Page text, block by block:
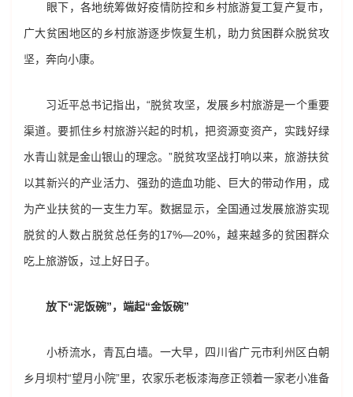
眼下，各地统筹做好疫情防控和乡村旅游复工复产复市，
广大贫困地区的乡村旅游逐步恢复生机，助力贫困群众脱贫攻
坚，奔向小康。
习近平总书记指出，“脱贫攻坚，发展乡村旅游是一个重要
渠道。要抓住乡村旅游兴起的时机，把资源变资产，实践好绿
水青山就是金山银山的理念。”脱贫攻坚战打响以来，旅游扶贫
以其新兴的产业活力、强劲的造血功能、巨大的带动作用，成
为产业扶贫的一支生力军。数据显示，全国通过发展旅游实现
脱贫的人数占脱贫总任务的17%—20%，越来越多的贫困群众
吃上旅游饭，过上好日子。
放下“泥饭碗”，端起“金饭碗”
小桥流水，青瓦白墙。一大早，四川省广元市利州区白朝
乡月坝村“望月小院”里，农家乐老板漆海彦正领着一家老小准备